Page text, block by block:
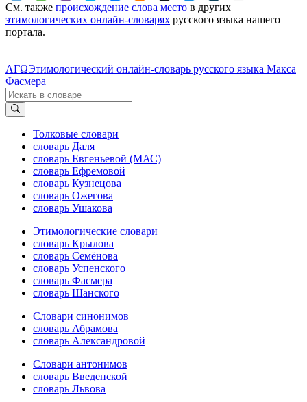
См. также происхождение слова место в других
этимологических онлайн-словарях русского языка нашего
портала.
ΛΓΩЭтимологический онлайн-словарь русского языка Макса
Фасмера
Толковые словари
словарь Даля
словарь Евгеньевой (МАС)
словарь Ефремовой
словарь Кузнецова
словарь Ожегова
словарь Ушакова
Этимологические словари
словарь Крылова
словарь Семёнова
словарь Успенского
словарь Фасмера
словарь Шанского
Словари синонимов
словарь Абрамова
словарь Александровой
Словари антонимов
словарь Введенской
словарь Львова